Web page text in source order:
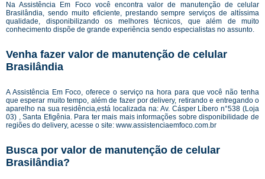
Na Assistência Em Foco você encontra valor de manutenção de celular
Brasilândia, sendo muito eficiente, prestando sempre serviços de altíssima
qualidade, disponibilizando os melhores técnicos, que além de muito
conhecimento dispõe de grande experiência sendo especialistas no assunto.
Venha fazer valor de manutenção de celular
Brasilândia
A Assistência Em Foco, oferece o serviço na hora para que você não tenha
que esperar muito tempo, além de fazer por delivery, retirando e entregando o
aparelho na sua residência,está localizada na: Av. Cásper Líbero n°538 (Loja
03) , Santa Efigênia. Para ter mais mais informações sobre disponibilidade de
regiões do delivery, acesse o site: www.assistenciaemfoco.com.br
Busca por valor de manutenção de celular
Brasilândia?